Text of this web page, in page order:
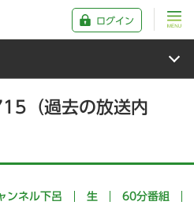
ログイン
（過去の放送内
ンネル下呂 生 60分番組